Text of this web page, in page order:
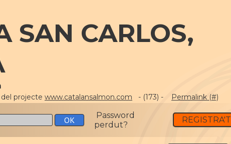
SAN CARLOS,
del projecte www.catalansalmon.com - (173) - Permalink (#)
Password
perdut?
REGISTRA'T